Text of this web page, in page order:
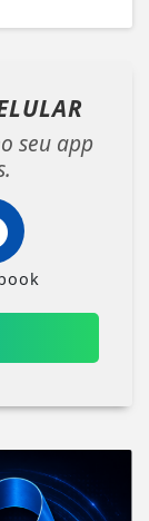
seu app